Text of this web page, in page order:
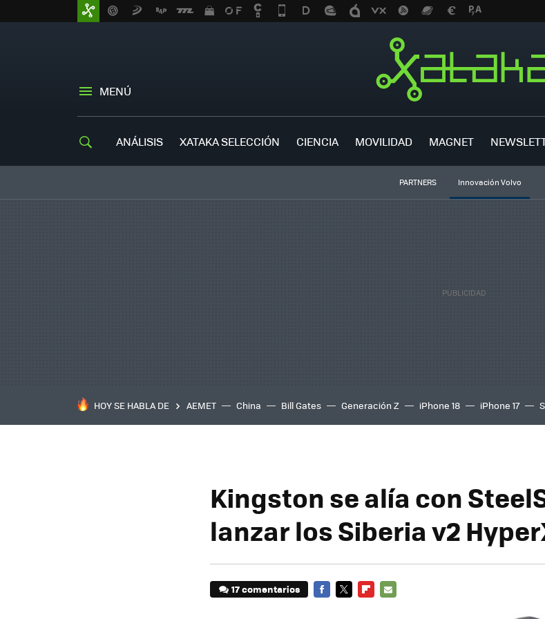
MENÚ
ANÁLISIS XATAKA SELECCIÓN CIENCIA MOVILIDAD MAGNET
PARTNERS Innovación Volvo
HOY SE HABLA DE AEMET China Bill Gates Generación Z iPhone 18 iPhone 17
Kingston se alía con
lanzar los Siberia v2
17 comentarios